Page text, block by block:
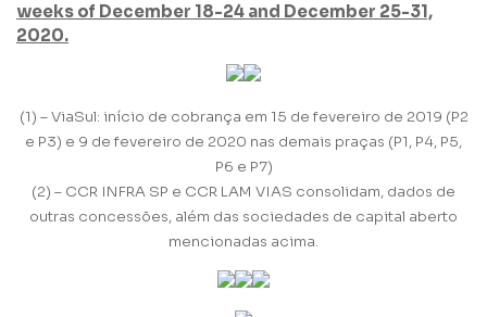
weeks of December 18-24 and December 25-31,
2020.
(1) – ViaSul: início de cobrança em 15 de fevereiro de 2019 (P2
e P3) e 9 de fevereiro de 2020 nas demais praças (P1, P4, P5,
P6 e P7)
(2) – CCR INFRA SP e CCR LAM VIAS consolidam, dados de
outras concessões, além das sociedades de capital aberto
mencionadas acima.
Perfil